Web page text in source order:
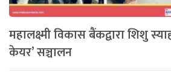
महालक्ष्मी विकास बैंकद्वारा शिशु
केयर’ सञ्चालन